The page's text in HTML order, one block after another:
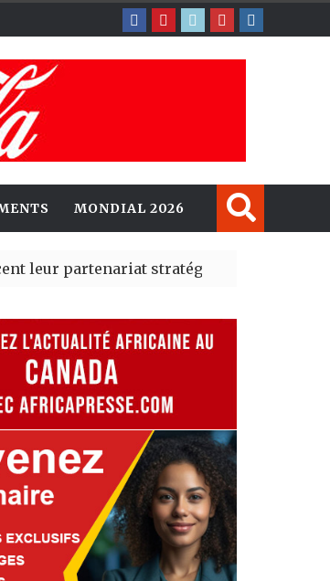
MONDIAL 2026
stratégique avec un cap sur l’IA